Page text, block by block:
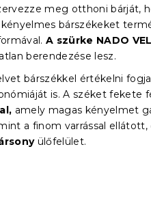
meg otthoni bárját,
kényelmes bárszékeket
A szürke NADO
berendezése lesz.
bárszékkel értékelni fogja
is. A széket fekete
amely magas kényelmet
a finom varrással ellátott,
ülőfelület.